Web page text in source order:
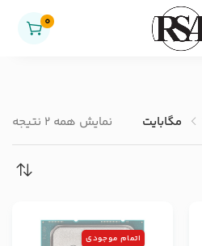
0
نمایش همه 2 نتیجه
اتمام موجودی